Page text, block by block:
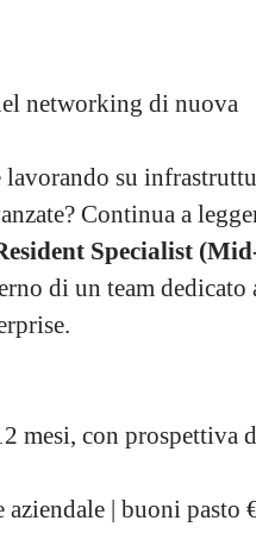
networking di nuova
su
Continua a
Specialist
di un team dedicato
mesi, con prospettiva
| buoni pasto